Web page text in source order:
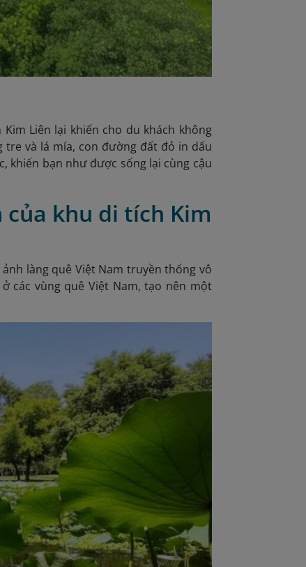
Liên lại khiến cho du khách không
và lá mía, con đường đất đỏ in dấu
khiến bạn như được sống lại cùng cậu
khu di tích Kim
làng quê Việt Nam truyền thống vô
các vùng quê Việt Nam, tạo nên một